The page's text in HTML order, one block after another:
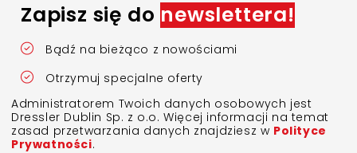
Zapisz się do newslettera!
Bądź na bieżąco z nowościami
Otrzymuj specjalne oferty
Administratorem Twoich danych osobowych jest
Dressler Dublin Sp. z o.o. Więcej informacji na temat
zasad przetwarzania danych znajdziesz w Polityce
Prywatności.